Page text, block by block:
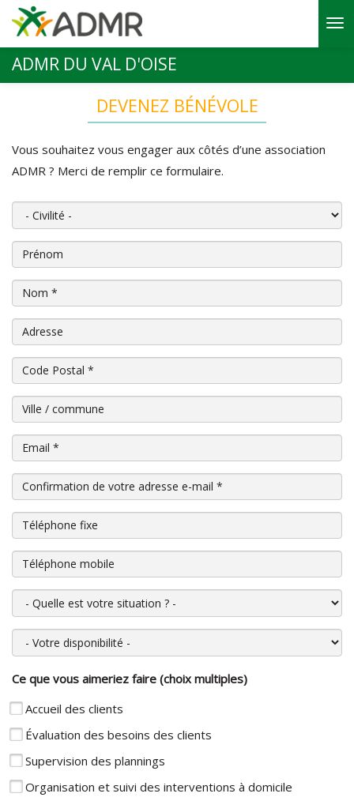
Aller au contenu principal
ADMR DU VAL D'OISE
DEVENEZ BÉNÉVOLE
Vous souhaitez vous engager aux côtés d’une association
ADMR ? Merci de remplir ce formulaire.
Civilité
Prénom
Nom*
Adresse
Code Postal*
Ville / commune
Email*
Confirmation de votre adresse e-mail*
Téléphone fixe
Téléphone mobile
Quelle est votre situation ?
Votre disponibilité
Ce que vous aimeriez faire (choix multiples)
Accueil des clients
Évaluation des besoins des clients
Supervision des plannings
Organisation et suivi des interventions à domicile